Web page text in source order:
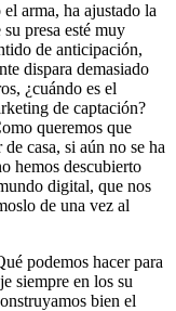
arma, ha ajustado la
presa esté muy
de anticipación,
dispara demasiado
¿cuándo es el
de captación?
queremos que
casa, si aún no se ha
hemos descubierto
digital, que nos
de una vez al
podemos hacer para
siempre en los su
bien el